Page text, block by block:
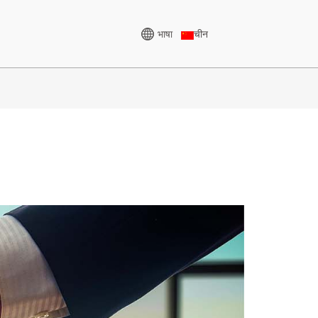
केभीए
केभीए
KVA
केभीए
भाषा चीन